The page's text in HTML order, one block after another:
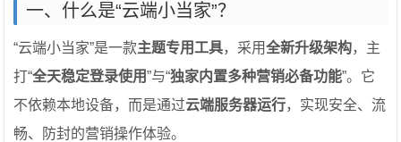
一、什么是“云端小当家”？
“云端小当家”是一款主题专用工具，采用全新升级架构，主
打“全天稳定登录使用”与“独家内置多种营销必备功能”。它
不依赖本地设备，而是通过云端服务器运行，实现安全、流
畅、防封的营销操作体验。